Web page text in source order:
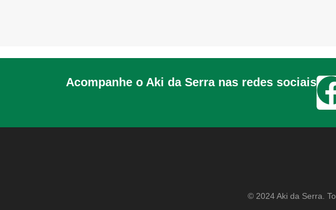
Acompanhe o Aki da Serra nas redes sociais
© 2024 Aki da Serra.